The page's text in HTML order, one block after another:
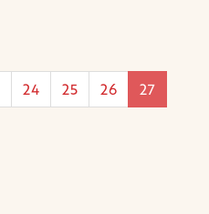
24 25 26
27